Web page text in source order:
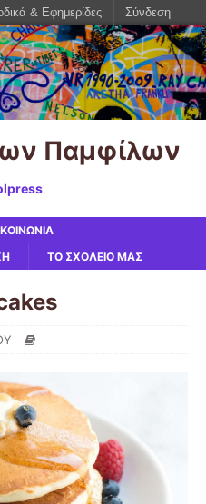
Παμφίλων
ΤΟ ΣΧΟΛΕΙΟ ΜΑΣ
& Εφημερίδες Σύνδεση